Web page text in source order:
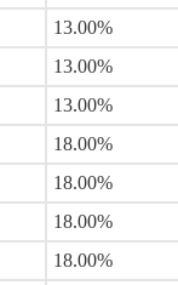
13.00%
13.00%
13.00%
18.00%
18.00%
18.00%
18.00%